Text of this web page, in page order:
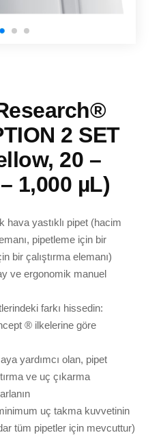
2 SET
20 –
1,000 µL)
hava yastıklı pipet (hacim
pipetleme için bir
bir çalıştırma elemanı)
ve ergonomik manuel
farkı hissedin:
® ilkelerine göre
yardımcı olan, pipet
ve uç çıkarma
uç takma kuvvetinin
tüm pipetler için mevcuttur)